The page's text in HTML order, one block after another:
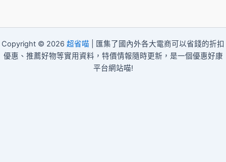
Copyright © 2026 超省喵 | 匯集了國內外各大電商可以省錢的折扣
優惠、推薦好物等實用資料，特價情報隨時更新，是一個優惠好康
平台網站喵!